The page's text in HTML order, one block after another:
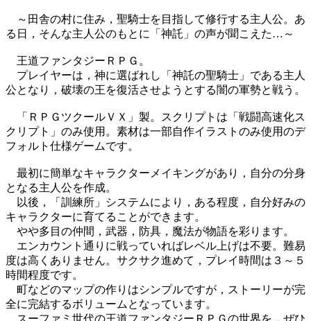
～田舎の村に住み，聖騎士を目指して修行する主人公。あ
る日，そんな主人公のもとに「神託」の声が聞こえた…～
王道ファンタジーＲＰＧ。
プレイヤーは，神に選ばれし「神託の聖騎士」である主人
公となり，破壊の王を復活させようとする闇の軍勢と戦う。
「ＲＰＧツクールＶＸ」製。スクリプトは「戦闘高速化ス
クリプト」のみ使用。素材は一部自作イラストのみ使用のデ
フォルト仕様ゲームです。
最初に簡単なキャラクターメイキングがあり，自分の分身
となる主人公を作成。
以後，「訓練所」システムにより，ある程度，自分好みの
キャラクターに育てることができます。
やや多目の仲間，武器，防具，魔法が物語を彩ります。
エンカウント通りに戦っていればレベル上げは不要。難易
度は高くありません。サクサク進めて，プレイ時間は３～５
時間程度です。
町などのマップの作りはシンプルですが，ストーリーが完
全に完結するボリュームとなっています。
スーファミ世代の王道ファンタジーＲＰＧの世界を，ぜひ